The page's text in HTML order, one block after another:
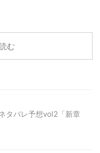
む
タバレ予想vol2「新章